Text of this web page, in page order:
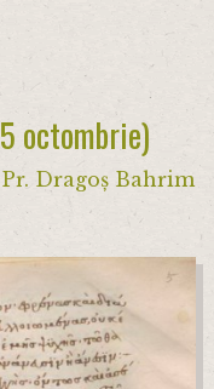
octombrie)
Pr. Dragoș Bahrim